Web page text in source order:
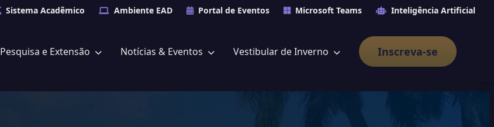
Sistema Acadêmico Ambiente EAD Portal de Eventos Microsoft Teams Inteligência Artificial
Pesquisa e Extensão Notícias & Eventos Vestibular de Inverno Inscreva-se